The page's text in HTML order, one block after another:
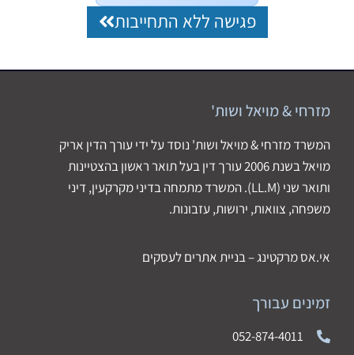
פגישה ללא התחייבות
מזרחי & מויאל ושות'
המשרד מזרחי & מויאל ושות' נוסד על ידי עורך הדין אריק
מויאל בשנת 2006 עורך דין בעל תואר ראשון בהצטיינות
ותואר שני (LL.M). המשרד מתמחה בדיני מקרקעין, דיני
משפחה, צוואות, ירושות, עזבונות.
אי.אס מרקטינג – בניית אתרים לעסקים
זמינים עבורך
052-874-4011